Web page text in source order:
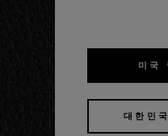
미국
대한민